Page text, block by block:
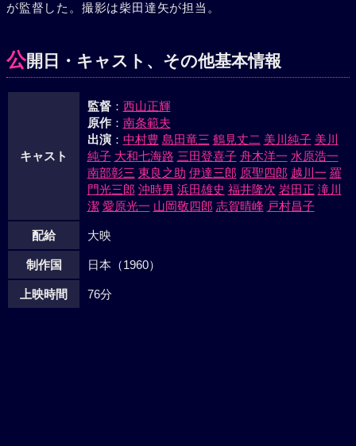
巧みに連絡を取りながら鶴姫の居場所を探した。やがて偽鶴
て来た。その婚礼の席上、左太夫一味は夢路の右腕にアザが
ないことから偽と見破る。しかし、その時斬られたと思った
一味は今はこれまでと剣を抜いた。真弓は黒川伝鬼こそ父の
仇山部典膳と知る。虹之介の神変二刀流が悪人一味の中に蝶
のように舞った--。
が監督した。撮影は柴田達矢が担当。
公開日・キャスト、その他基本情報
キャスト
監督： 西山正輝
原作： 南条範夫
出演： 中村豊 島田竜三 鶴見丈二 美川純子 美川
純子 大和七海路 三田登喜子 舟木洋一 水原浩一
南部彰三 東良之助 伊達三郎 原聖四郎 越川一 羅
門光三郎 沖時男 浜田雄史 福井隆次 岩田正 滝川
潔 愛原光一 山岡敬四郎 志賀晴峰 戸村昌子
配給 大映
制作国 日本（1960）
上映時間 76分